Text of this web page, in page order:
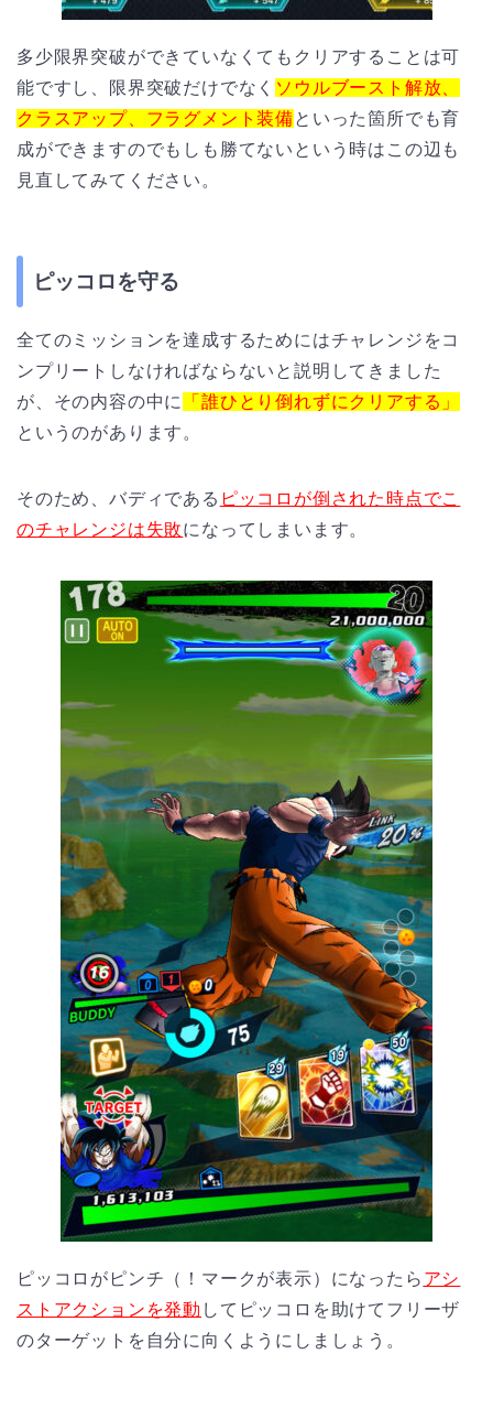
多少限界突破ができていなくてもクリアすることは可
能ですし、限界突破だけでなく ソウルブースト解放、
クラスアップ、フラグメント装備といった箇所でも育
成ができますのでもしも勝てないという時はこの辺も
見直してみてください。
ピッコロを守る
全てのミッションを達成するためにはチャレンジをコ
ンプリートしなければならないと説明してきました
が、その内容の中に
「誰ひとり倒れずにクリアする」
というのがあります。
そのため、バディである ピッコロが倒された時点でこ
のチャレンジは失敗になってしまいます。
ピッコロがピンチ（！マークが表示）になったら アシ
ストアクションを発動 してピッコロを助けてフリーザ
のターゲットを自分に向くようにしましょう。